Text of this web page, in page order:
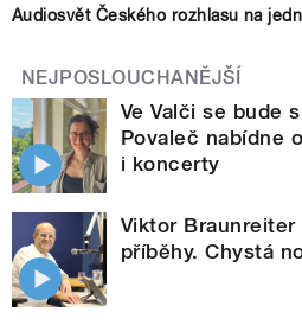
Audiosvět Českého rozhlasu na
NEJPOSLOUCHANĚJŠÍ
Ve Valči se bude
Povaleč nabídne
i koncerty
Viktor
příběhy. Chystá